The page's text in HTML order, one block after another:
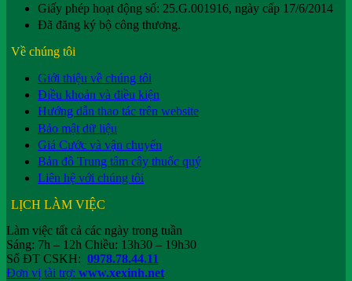
Giấy phép hoạt động số: 25.G.001916, ngày cấp 17/6/2014
Đã đăng ký bộ công thương.
Về chúng tôi
Giới thiệu về chúng tôi
Điều khoản và điều kiện
Hướng dẫn thao tác trên website
Bảo mật dữ liệu
Giá Cước và vận chuyển
Bản đồ Trung tâm cây thuốc quý
Liên hệ với chúng tôi
LỊCH LÀM VIỆC
Làm việc tất cả các ngày trong tuần
Sáng: 7h – 12h Chiều: 13h30 – 19h30
Số ĐT CSKH: 0978.78.44.11
Đơn vị tài trợ: www.xexinh.net